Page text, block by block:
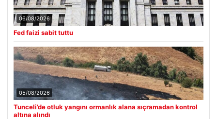
06/08/2026
Fed faizi sabit tuttu
05/08/2026
Tunceli’de otluk yangını ormanlık alana sıçramadan kontrol
altına alındı